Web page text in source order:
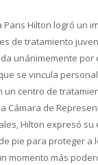
Hilton logró un
de tratamiento
unánimemente por
se vincula
centro de
Cámara de
Hilton expresó
pie para proteger
momento más